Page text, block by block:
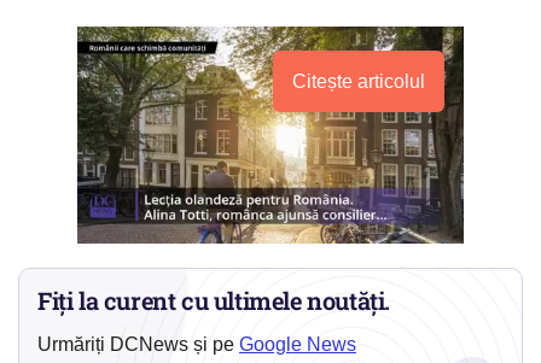
Citește articolul
Fiți la curent cu ultimele noutăți.
Urmăriți DCNews și pe Google News